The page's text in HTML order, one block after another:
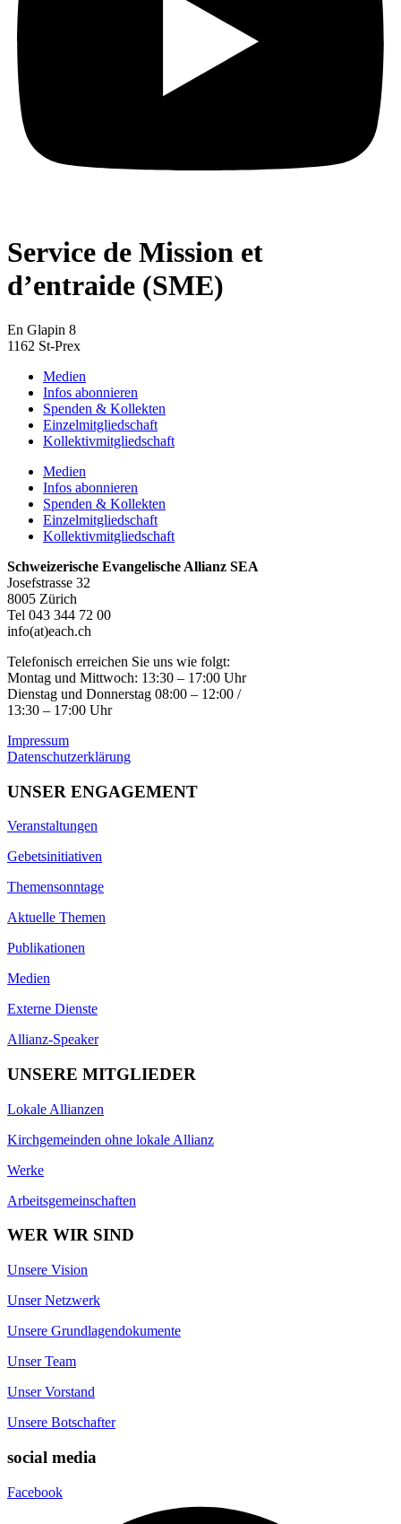
Service de Mission et
d’entraide (SME)
En Glapin 8
1162 St-Prex
Medien
Infos abonnieren
Spenden & Kollekten
Einzelmitgliedschaft
Kollektivmitgliedschaft
Medien
Infos abonnieren
Spenden & Kollekten
Einzelmitgliedschaft
Kollektivmitgliedschaft
Schweizerische Evangelische Allianz SEA
Josefstrasse 32
8005 Zürich
Tel 043 344 72 00
info(at)each.ch
Telefonisch erreichen Sie uns wie folgt:
Montag und Mittwoch: 13:30 – 17:00 Uhr
Dienstag und Donnerstag 08:00 – 12:00 /
13:30 – 17:00 Uhr
Impressum
Datenschutzerklärung
UNSER ENGAGEMENT
Veranstaltungen
Gebetsinitiativen
Themensonntage
Aktuelle Themen
Publikationen
Medien
Externe Dienste
Allianz-Speaker
UNSERE MITGLIEDER
Lokale Allianzen
Kirchgemeinden ohne lokale Allianz
Werke
Arbeitsgemeinschaften
WER WIR SIND
Unsere Vision
Unser Netzwerk
Unsere Grundlagendokumente
Unser Team
Unser Vorstand
Unsere Botschafter
social media
Facebook